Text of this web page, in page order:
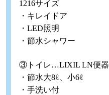
1216サイズ
・キレイドア
・LED照明
・節水シャワー
③トイレ…LIXIL LN便器
・節水大8ℓ、小6ℓ
・手洗い付